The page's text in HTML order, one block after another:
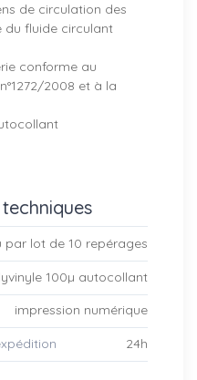
de circulation des
du fluide circulant
conforme au
2008 et à la
par lot de 10 repérages
100µ autocollant
impression numérique
24h